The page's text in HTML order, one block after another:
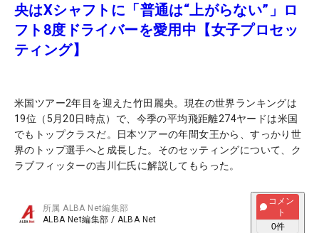
央はXシャフトに「普通は“上がらない”」ロ
フト8度ドライバーを愛用中【女子プロセッ
ティング】
米国ツアー2年目を迎えた竹田麗央。現在の世界ランキングは
19位（5月20日時点）で、今季の平均飛距離274ヤードは米国
でもトップクラスだ。日本ツアーの年間女王から、すっかり世
界のトップ選手へと成長した。そのセッティングについて、ク
ラブフィッターの吉川仁氏に解説してもらった。
所属ALBA Net編集部
ALBA Net編集部 / ALBA Net
コメン
ト
0件